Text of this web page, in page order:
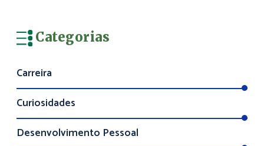
Categorias
Carreira
Curiosidades
Desenvolvimento Pessoal